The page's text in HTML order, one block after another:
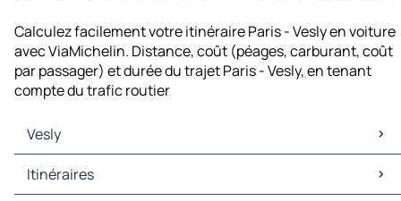
Calculez facilement votre itinéraire Paris - Vesly en voiture
avec ViaMichelin. Distance, coût (péages, carburant, coût
par passager) et durée du trajet Paris - Vesly, en tenant
compte du trafic routier
Vesly
Vesly Cartes et plans
Vesly Trafic
Itinéraires